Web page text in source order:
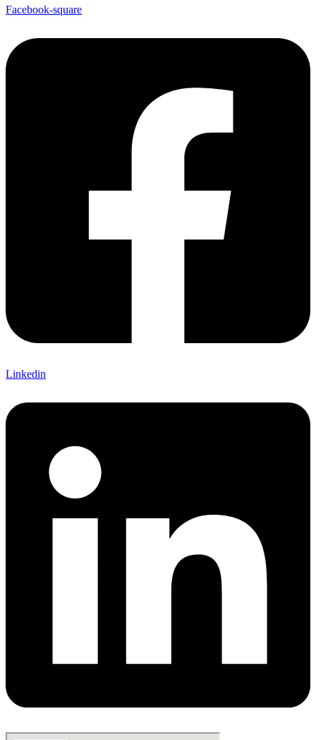
Facebook-square
Linkedin